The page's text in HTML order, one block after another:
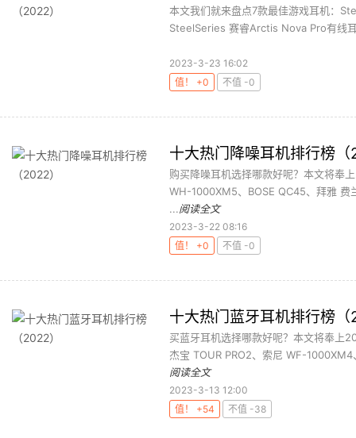
本文我们就来盘点7款最佳游戏耳机：
SteelSeries 赛睿Arctis Nova Pro有线
2023-3-23 16:02
值！ +0
不值 -0
十大热门降噪耳机排行榜
购买降噪耳机选择哪款好呢？本文将奉
WH-1000XM5、BOSE QC45、拜雅 费
...阅读全文
2023-3-22 08:16
值！ +0
不值 -0
十大热门蓝牙耳机排行榜
买蓝牙耳机选择哪款好呢？本文将奉上
杰宝 TOUR PRO2、索尼 WF-
阅读全文
2023-3-13 12:00
值！ +54
不值 -38